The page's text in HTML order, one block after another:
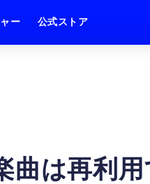
ー 公式ストア
曲は再利